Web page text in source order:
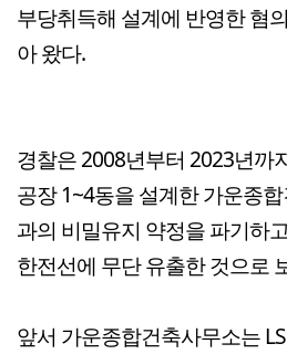
부당취득해 설계에 반영한 혐
아 왔다.
경찰은 2008년부터 2023년까
공장 1~4동을 설계한 가운종
과의 비밀유지 약정을 파기하
한전선에 무단 유출한 것으로
앞서 가운종합건축사무소는